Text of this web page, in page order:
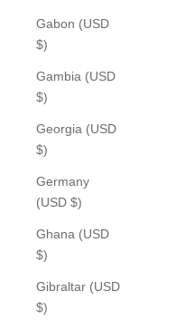
Gabon (USD
$)
Gambia (USD
$)
Georgia (USD
$)
Germany
(USD $)
Ghana (USD
$)
Gibraltar (USD
$)